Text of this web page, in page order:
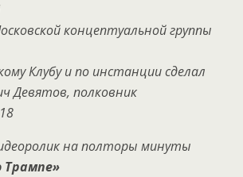
концептуальной группы
Клубу и по инстанции сделал
Девятов, полковник
на полторы минуты
Трампе»